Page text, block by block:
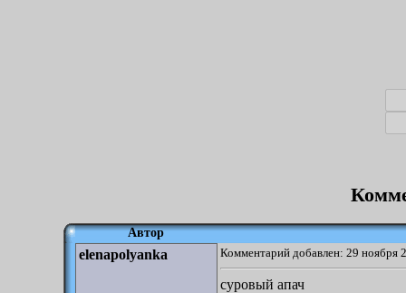
Автор
elenapolyanka Комментарий добавлен: 29 ноября
суровый апач